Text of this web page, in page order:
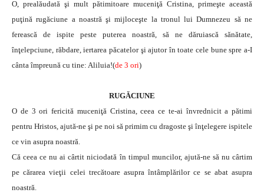
O, prealăudată şi mult pătimitoare muceniţă Cristina, primeşte această
puţină rugăciune a noastră şi mijloceşte la tronul lui Dumnezeu să ne
ferească de ispite peste puterea noastră, să ne dăruiască sănătate,
înţelepciune, răbdare, iertarea păcatelor şi ajutor în toate cele bune spre a-I
cânta împreună cu tine: Aliluia!(de 3 ori)
RUGĂCIUNE
O de 3 ori fericită muceniţă Cristina, ceea ce te-ai învrednicit a pătimi
pentru Hristos, ajută-ne şi pe noi să primim cu dragoste şi înţelegere ispitele
ce vin asupra noastră.
Că ceea ce nu ai cârtit niciodată în timpul muncilor, ajută-ne să nu cârtim
pe cărarea vieţii celei trecătoare asupra întâmplărilor ce se abat asupra
noastră.